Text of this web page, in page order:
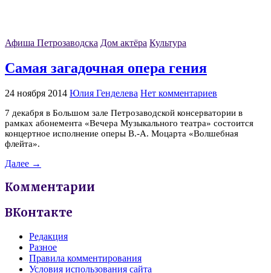
Афиша Петрозаводска Дом актёра Культура
Самая загадочная опера гения
24 ноября 2014 Юлия Генделева Нет комментариев
7 декабря в Большом зале Петрозаводской консерватории в
рамках абонемента «Вечера Музыкального театра» состоится
концертное исполнение оперы В.-А. Моцарта «Волшебная
флейта».
Далее →
Комментарии
ВКонтакте
Редакция
Разное
Правила комментирования
Условия использования сайта